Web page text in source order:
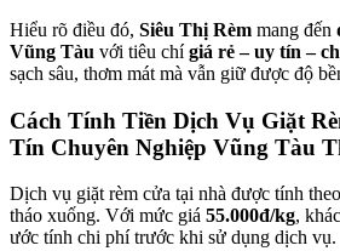
Hiểu rõ điều đó, Siêu Thị Rèm mang đến
Vũng Tàu với tiêu chígiá rẻ – uy tín –
sạch sâu, thơm mát mà vẫn giữ được độ
Cách Tính Tiền Dịch Vụ Giặt
Tín Chuyên Nghiệp Vũng Tàu
Dịch vụ giặt rèm cửa tại nhà được tính
tháo xuống. Với mức giá 55.000đ/kg,
ước tính chi phí trước khi sử dụng dịch vụ.